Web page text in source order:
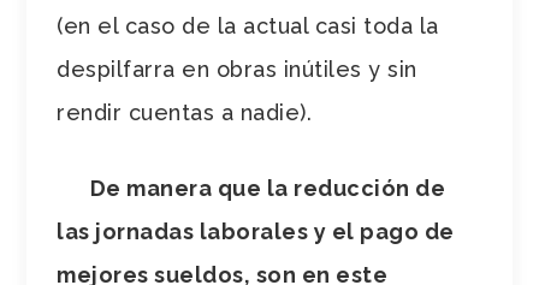
(en el caso de la actual casi toda la
despilfarra en obras inútiles y sin
rendir cuentas a nadie).
De manera que la reducción de
las jornadas laborales y el pago de
mejores sueldos, son en este